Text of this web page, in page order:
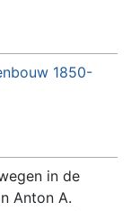
1850-
in de
Anton A.